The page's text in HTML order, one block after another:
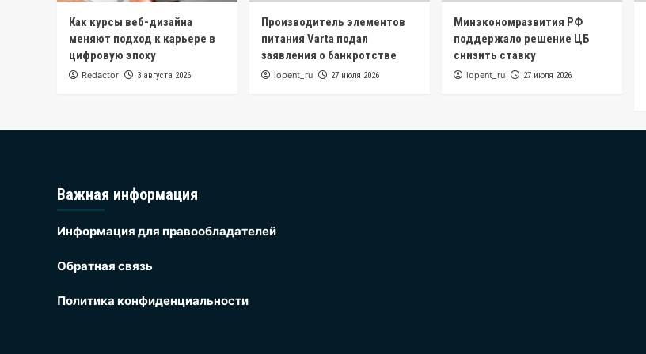
Как курсы веб-дизайна
меняют подход к карьере в
цифровую эпоху
Redactor 3 августа 2026
Производитель элементов
питания Varta подал
заявления о банкротстве
iopent_ru 27 июля 2026
Минэкономразвития РФ
поддержало решение ЦБ
снизить ставку
iopent_ru 27 июля 2026
Важная информация
Информация для правообладателей
Обратная связь
Политика конфиденциальности